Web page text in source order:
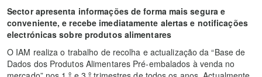
Sector apresenta informações de forma mais segura e
conveniente, e recebe imediatamente alertas e notificações
electrónicas sobre produtos alimentares
O IAM realiza o trabalho de recolha e actualização da “Base de
Dados dos Produtos Alimentares Pré-embalados à venda no